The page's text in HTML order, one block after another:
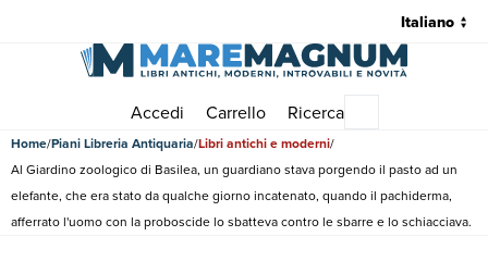
Accedi Carrello Ricerca
Home Piani Libreria Antiquaria Libri antichi e moderni
Al Giardino zoologico di Basilea, un guardiano stava porgendo il pasto ad un
elefante, che era stato da qualche giorno incatenato, quando il pachiderma,
afferrato l'uomo con la proboscide lo sbatteva contro le sbarre e lo schiacciava.